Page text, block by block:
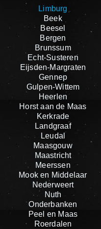
Limburg
Beek
Beesel
Bergen
Brunssum
Echt-Susteren
Eijsden-Margraten
Gennep
Gulpen-Wittem
Heerlen
Horst aan de Maas
Kerkrade
Landgraaf
Leudal
Maasgouw
Maastricht
Meerssen
Mook en Middelaar
Nederweert
Nuth
Onderbanken
Peel en Maas
Roerdalen